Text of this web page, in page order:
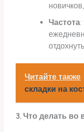
Частота:
Читайте также
складки на
3. Что делать